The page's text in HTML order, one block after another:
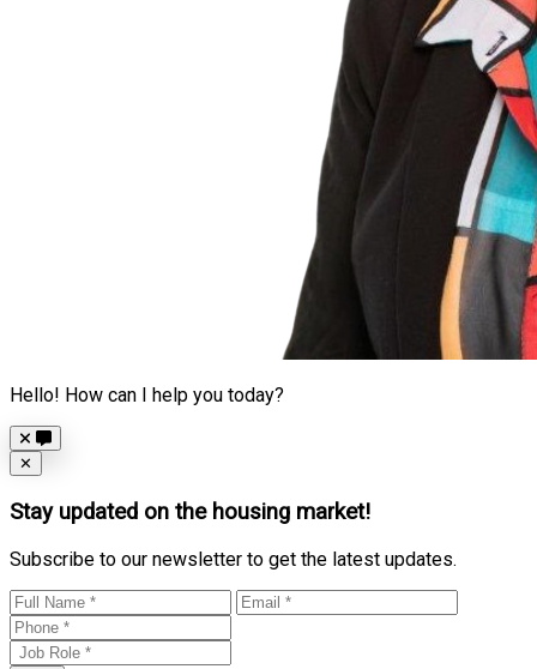
Hello! How can I help you today?
Close
✕
Stay updated on the housing market!
Subscribe to our newsletter to get the latest updates.